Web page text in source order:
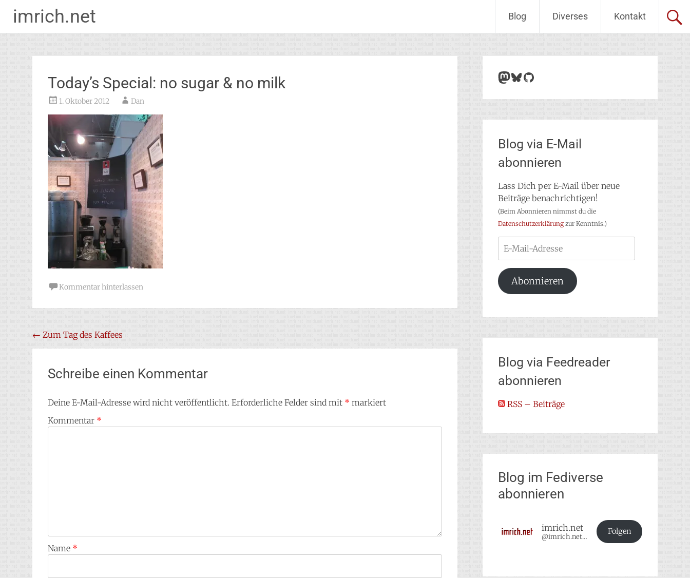
imrich.net Blog Diverses Kontakt
Today’s Special: no sugar & no milk
1. Oktober 2012 Dan
Kommentar hinterlassen
Beitragsnavigation
← Zum Tag des Kaffees
Schreibe einen Kommentar
Deine E-Mail-Adresse wird nicht veröffentlicht. Erforderliche Felder sind mit * markiert
Kommentar *
Name *
Mastodon
Bluesky
GitHub
Blog via E-Mail
abonnieren
Lass Dich per E-Mail über neue
Beiträge benachrichtigen!
(Beim Abonnieren nimmst du die
Datenschutzerklärungzur Kenntnis.)
Mail-
Adresse
Abonnieren
Blog via Feedreader
abonnieren
RSS – Beiträge
Blog im Fediverse
abonnieren
imrich.net
@imrich.net@imrich.net
Folgen